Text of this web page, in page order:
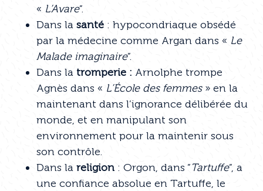
« L’Avare”.
Dans lasanté : hypocondriaque obsédé
par la médecine comme Argan dans « Le
Malade imaginaire”.
Dans la tromperie : Arnolphe trompe
Agnès dans « L’École des femmes» en la
maintenant dans l’ignorance délibérée du
monde, et en manipulant son
environnement pour la maintenir sous
son contrôle.
Dans lareligion : Orgon, dans ”Tartuffe”, a
une confiance absolue en Tartuffe, le